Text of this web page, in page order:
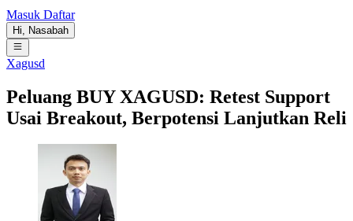
Masuk Daftar
Hi, Nasabah
Xagusd
Peluang BUY XAGUSD: Retest Support
Usai Breakout, Berpotensi Lanjutkan Reli